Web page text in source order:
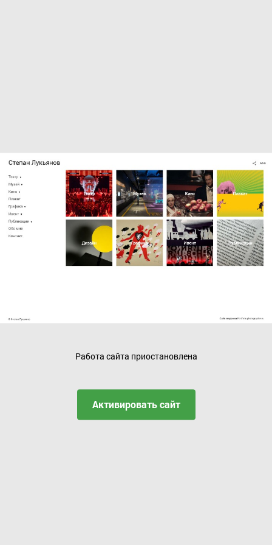
Работа сайта приостановлена
Активировать сайт